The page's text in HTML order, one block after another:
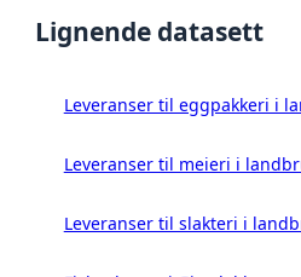
Lignende datasett
Leveranser til eggpakkeri i
Leveranser til meieri i
Leveranser til slakteri i